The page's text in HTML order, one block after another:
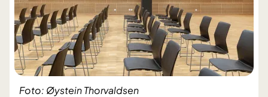
Foto: Øystein Thorvaldsen